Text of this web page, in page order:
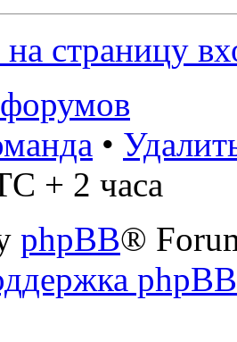
страницу
•
+ 2 часа
phpBB®
phpBB